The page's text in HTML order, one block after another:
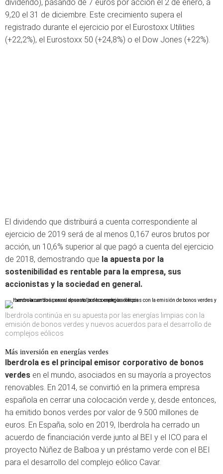
dividendo), pasando de 7 euros por acción el 2 de enero, a
9,20 el 31 de diciembre. Este crecimiento supera el
registrado durante el ejercicio por el Eurostoxx Utilities
(+22,2%), el Eurostoxx 50 (+24,8%) o el Dow Jones (+22%).
El dividendo que distribuirá a cuenta correspondiente al
ejercicio de 2019 será de al menos 0,167 euros brutos por
acción, un 10,6% superior al que pagó a cuenta del ejercicio
de 2018, demostrando que la apuesta por la
sostenibilidad es rentable para la empresa, sus
accionistas y la sociedad en general.
Iberdrola continúa en su apuesta por las energías limpias con la
emisión de bonos verdes y nuevos acuerdos para el desarrollo de
complejos eólicos
Más inversión en energías verdes
Iberdrola es el principal emisor corporativo de bonos
verdes en el mundo, asociados en su mayoría a proyectos
renovables. En 2014, se convirtió en la primera empresa
española en cerrar una colocación verde y, desde entonces,
ha emitido bonos verdes por valor de 9.500 millones de
euros. En España, solo en 2019, Iberdrola ha cerrado un
acuerdo de financiación verde junto al BEI y el ICO para el
proyecto Núñez de Balboa y un préstamo verde con el BEI
para el desarrollo del complejo eólico Cavar.